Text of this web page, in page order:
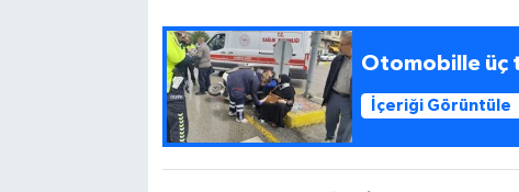
Otomobille üç
İçeriği Görüntüle